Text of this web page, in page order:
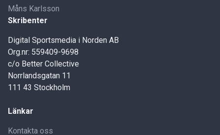
Måns Karlsson
Skribenter
Digital Sportsmedia i Norden AB
Org.nr: 559409-9698
c/o Better Collective
Norrlandsgatan 11
111 43 Stockholm
Länkar
Kontakta oss